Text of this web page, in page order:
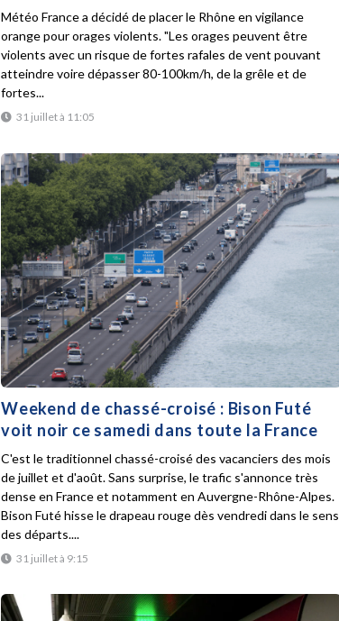
31 juillet à 11:05
Météo France a décidé de placer le Rhône en vigilance
orange pour orages violents. "Les orages peuvent être
violents avec un risque de fortes rafales de vent pouvant
atteindre voire dépasser 80-100km/h, de la grêle et de
fortes...
Weekend de chassé-croisé : Bison Futé
voit noir ce samedi dans toute la France
31 juillet à 9:15
C'est le traditionnel chassé-croisé des vacanciers des mois
de juillet et d'août. Sans surprise, le trafic s'annonce très
dense en France et notamment en Auvergne-Rhône-Alpes.
Bison Futé hisse le drapeau rouge dès vendredi dans le sens
des départs....